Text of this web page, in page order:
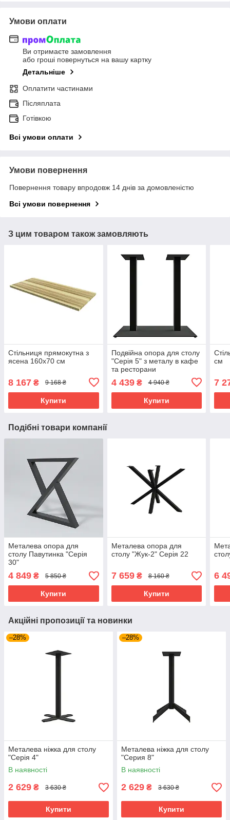
Умови оплати
Ви отримаєте замовлення
або гроші повернуться на вашу картку
Детальніше
Оплатити частинами
Післяплата
Готівкою
Всі умови оплати
Умови повернення
Повернення товару впродовж 14 днів за домовленістю
Всі умови повернення
З цим товаром також замовляють
Стільниця прямокутна з
ясена 160х70 см
8 167 ₴ 9 168 ₴
Купити
Подвійна опора для столу
"Серія 5" з металу в кафе
та ресторани
4 439₴ 4 940 ₴
Купити
см
7
Подібні товари компанії
Металева опора для
столу Павутинка "Серія
30"
4 849 ₴ 5 850 ₴
Купити
Металева опора для
столу "Жук-2" Серія 22
7 659₴ 8 160 ₴
Купити
6
Акційні пропозиції та новинки
–28%
Металева ніжка для столу
"Серія 4"
В наявності
2 629 ₴ 3 630 ₴
Купити
–28%
Металева ніжка для столу
"Серия 8"
В наявності
2 629 ₴ 3 630 ₴
Купити